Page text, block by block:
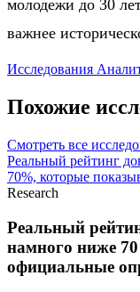
молодежи до 30
важнее
Исследования
Похожие
Смотреть все
Реальный рейтинг
70%, которые
Research
Реальный
намного ниже
официальные